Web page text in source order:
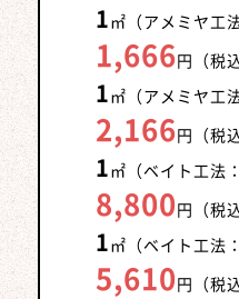
1㎡（アメミヤ工
1,666円（税
1㎡（アメミヤ工
2,166円（税
1㎡（ベイト工法
8,800円（税
1㎡（ベイト工法
5,610円（税